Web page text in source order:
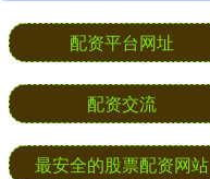
配资平台网址
配资交流
最安全的股票配资网站